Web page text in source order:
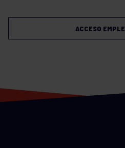
ACCESO